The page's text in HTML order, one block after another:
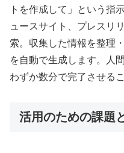
トを作成して」という指
ュースサイト、プレスリ
索。収集した情報を整理
を自動で生成します。人
わずか数分で完了させる
活用のための課題